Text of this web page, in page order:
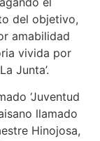
del objetivo,
amabilidad
vivida por
Junta’.
‘Juventud
llamado
Hinojosa,